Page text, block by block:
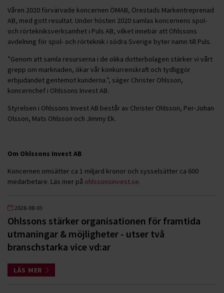
Våren 2020 förvärvade koncernen ÖMAB, Örestads Markentreprenad
AB, med gott resultat. Under hösten 2020 samlas koncernens spol-
och rörtekniksverksamhet i Puls AB, vilket innebär att Ohlssons
avdelning för spol- och rörteknik i södra Sverige byter namn till Puls.
”Genom att samla resurserna i de olika dotterbolagen stärker vi vårt
grepp om marknaden, ökar vår konkurrenskraft och tydliggör
erbjudandet gentemot kunderna.”, säger Christer Ohlsson,
koncernchef i Ohlssons Invest AB.
Styrelsen i Ohlssons Invest AB består av Christer Ohlsson, Per-Johan
Olsson, Mats Ohlsson och Jimmy Ek.
Om Ohlssons Invest AB
Koncernen omsätter ca 1 miljard kronor och sysselsätter ca 600
medarbetare. Läs mer på ohlssonsinvest.se.
2026-08-03
Ohlssons stärker organisationen för framtida
utmaningar & möjligheter - utser två
branschstarka vice vd:ar
LÄS MER